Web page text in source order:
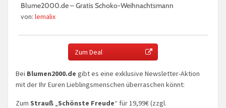
Blume2000.de – Gratis Schoko-Weihnachtsmann
von: lemalix
Zum Deal
Bei Blumen2000.de gibt es eine exklusive Newsletter-Aktion
mit der Ihr Euren Lieblingsmenschen überraschen könnt:
Zum Strauß „Schönste Freude“ für 19,99€ (zzgl.